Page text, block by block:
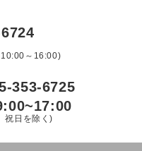
～16:00)
353-6725
祝日を除く)